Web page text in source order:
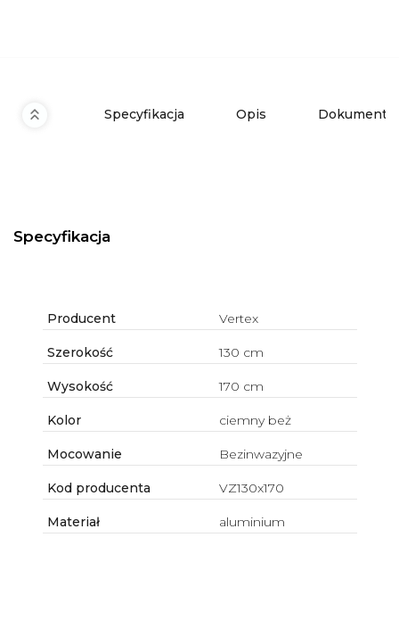
Specyfikacja Opis Dokumenty
Specyfikacja
Producent Vertex
Szerokość 130 cm
Wysokość 170 cm
Kolor ciemny beż
Mocowanie Bezinwazyjne
Kod producenta VZ130x170
Materiał aluminium